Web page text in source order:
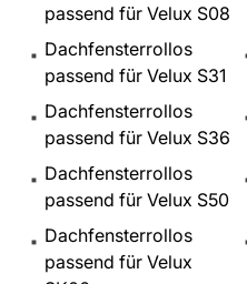
passend für Velux S08
Dachfensterrollos
passend für Velux S31
Dachfensterrollos
passend für Velux S36
Dachfensterrollos
passend für Velux S50
Dachfensterrollos
passend für Velux